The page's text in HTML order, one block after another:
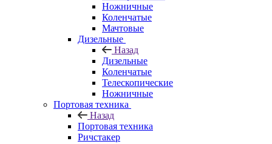
Ножничные
Коленчатые
Мачтовые
Дизельные
Назад
Дизельные
Коленчатые
Телескопические
Ножничные
Портовая техника
Назад
Портовая техника
Ричстакер